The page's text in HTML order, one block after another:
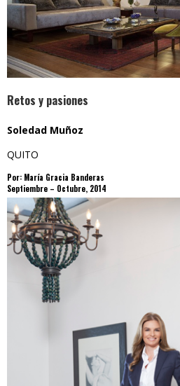
Retos y pasiones
Soledad Muñoz
QUITO
Por: María Gracia Banderas
Septiembre – Octubre, 2014